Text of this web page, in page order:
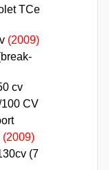
TCe
(2009)
cv
CV
(2009)
(7